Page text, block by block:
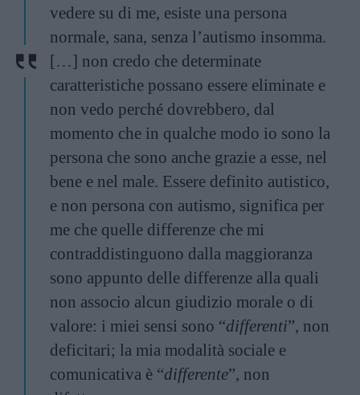
vedere su di me, esiste una persona
normale, sana, senza l’autismo insomma.
[…] non credo che determinate
caratteristiche possano essere eliminate e
non vedo perché dovrebbero, dal
momento che in qualche modo io sono la
persona che sono anche grazie a esse, nel
bene e nel male. Essere definito autistico,
e non persona con autismo, significa per
me che quelle differenze che mi
contraddistinguono dalla maggioranza
sono appunto delle differenze alla quali
non associo alcun giudizio morale o di
valore: i miei sensi sono “differenti”, non
deficitari; la mia modalità sociale e
comunicativa è “differente”, non